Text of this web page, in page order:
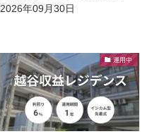
2026年09月30日
運用中